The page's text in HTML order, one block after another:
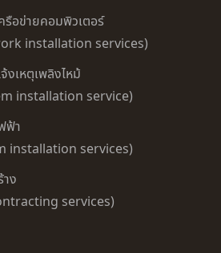
รือข่ายคอมพิวเตอร์
installation services)
งเหตุเพลิงไหม้
installation service)
ฟ้า
installation services)
ง
services)